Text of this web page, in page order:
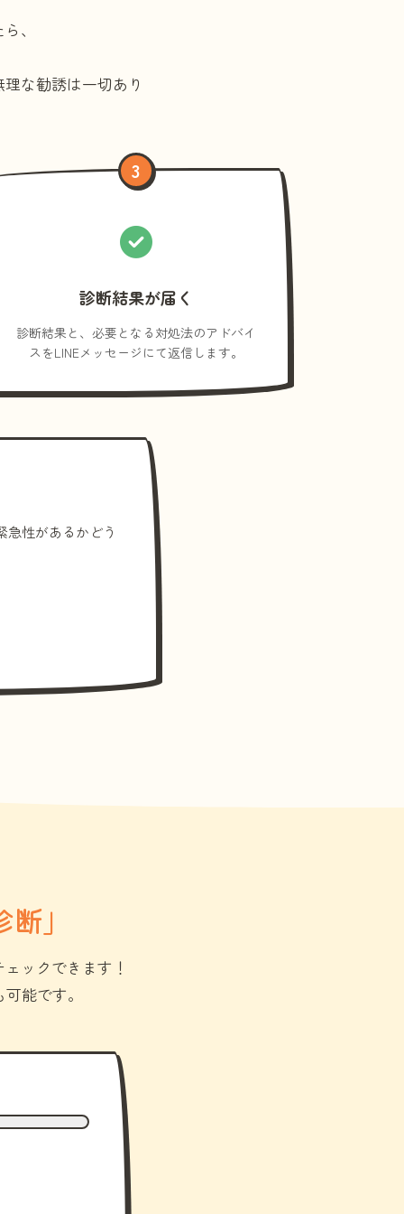
、
理な勧誘は一切あり
3
診断結果が届く
診断結果と、必要となる対処法のアドバイ
スをLINEメッセージにて返信します。
性があるかどう
」
ックできます！
能です。